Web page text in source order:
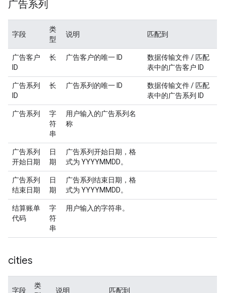
广告系列
字段
类
型
说明 匹配到
广告客户
ID
长 广告客户的唯一 ID
数据传输文件 / 匹配
表中的广告客户 ID
广告系列
ID
长 广告系列的唯一 ID
数据传输文件 / 匹配
表中的广告系列 ID
广告系列
字
符
串
用户输入的广告系列名
称
广告系列
开始日期
日
期
广告系列开始日期，格
式为 YYYYMMDD。
广告系列
结束日期
日
期
广告系列结束日期，格
式为 YYYYMMDD。
结算账单
代码
字
符
串
用户输入的字符串。
cities
字段
类
说明 匹配到